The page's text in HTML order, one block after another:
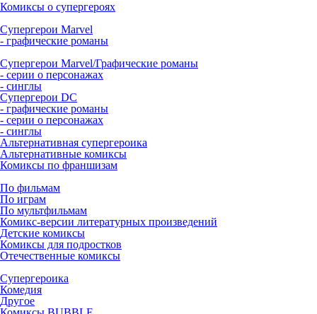
Комиксы о супергероях
Супергерои Marvel
- графические романы
Супергерои Marvel/Графические романы
- серии о персонажах
- синглы
Супергерои DC
- графические романы
- серии о персонажах
- синглы
Альтернативная супергероика
Альтернативные комиксы
Комиксы по франшизам
По фильмам
По играм
По мультфильмам
Комикс-версии литературных произведений
Детские комиксы
Комиксы для подростков
Отечественные комиксы
Супергероика
Комедия
Другое